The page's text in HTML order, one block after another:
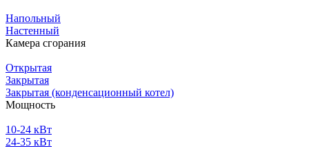
Напольный
Настенный
Камера сгорания
Открытая
Закрытая
Закрытая (конденсационный котел)
Мощность
10-24 кВт
24-35 кВт